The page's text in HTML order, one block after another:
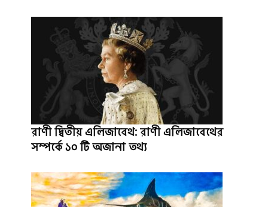
রাণী দ্বিতীয় এলিজাবেথ: রাণী এলিজাবেথের
সম্পর্কে ১০ টি অজানা তথ্য